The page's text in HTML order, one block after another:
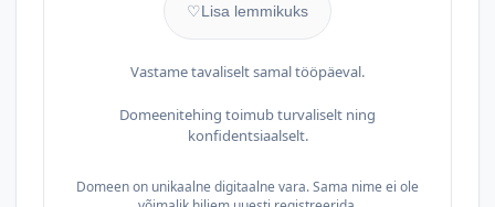
♡Lisa lemmikuks
Vastame tavaliselt samal tööpäeval.
Domeenitehing toimub turvaliselt ning
konfidentsiaalselt.
Domeen on unikaalne digitaalne vara. Sama nime ei ole